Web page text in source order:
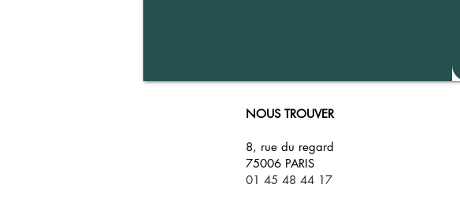
NOUS TROUVER
8, rue du regard
75006 PARIS
01 45 48 44 17